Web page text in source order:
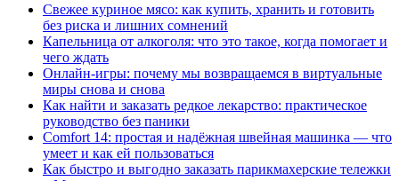
Свежее куриное мясо: как купить, хранить и готовить
без риска и лишних сомнений
Капельница от алкоголя: что это такое, когда помогает и
чего ждать
Онлайн-игры: почему мы возвращаемся в виртуальные
миры снова и снова
Как найти и заказать редкое лекарство: практическое
руководство без паники
Comfort 14: простая и надёжная швейная машинка — что
умеет и как ей пользоваться
Как быстро и выгодно заказать парикмахерские тележки